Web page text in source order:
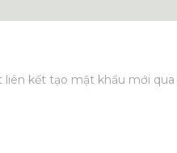
kết tạo mật khẩu mới qua